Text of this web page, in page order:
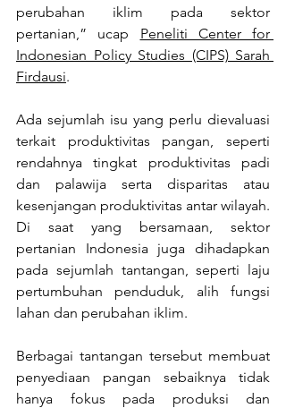
perubahan iklim pada sektor
pertanian,” ucap Peneliti Center for
Indonesian Policy Studies (CIPS) Sarah
Firdausi.
Ada sejumlah isu yang perlu dievaluasi
terkait produktivitas pangan, seperti
rendahnya tingkat produktivitas padi
dan palawija serta disparitas atau
Di saat yang bersamaan, sektor
pertanian Indonesia juga dihadapkan
pada sejumlah tantangan, seperti laju
pertumbuhan penduduk, alih fungsi
lahan dan perubahan iklim.
Berbagai tantangan tersebut membuat
penyediaan pangan sebaiknya tidak
hanya fokus pada produksi dan